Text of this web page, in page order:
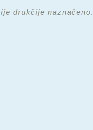
drukčije naznačeno.